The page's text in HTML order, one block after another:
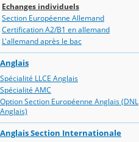
Echanges individuels
Section Européenne Allemand
Certification A2/B1 en allemand
L'allemand après le bac
Anglais
Spécialité LLCE Anglais
Spécialité AMC
Option Section Européenne Anglais (DNL
Anglais)
Anglais Section Internationale